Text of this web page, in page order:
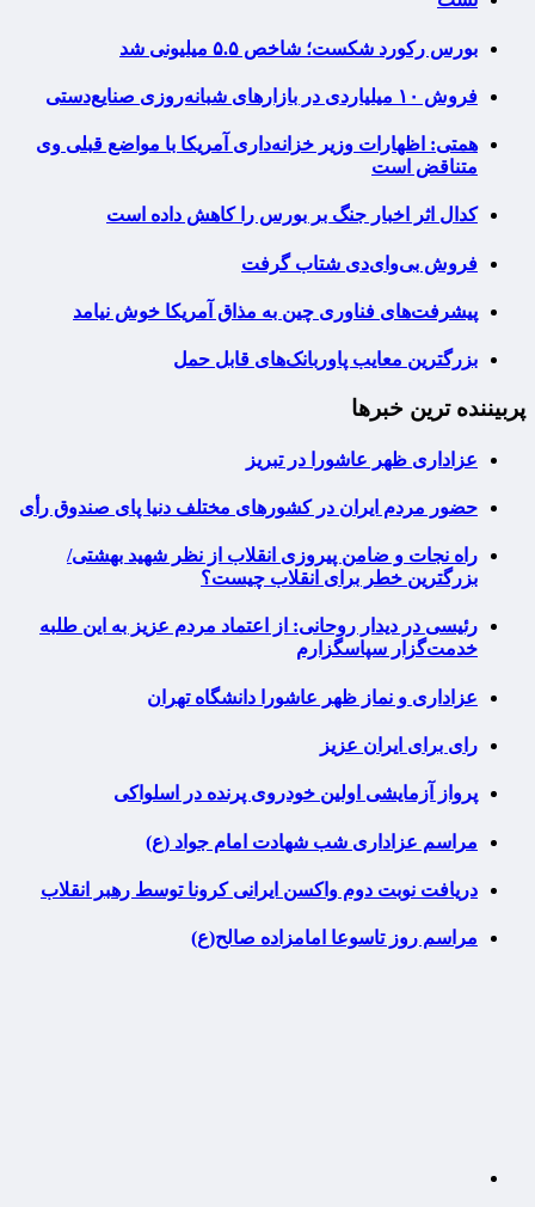
بورس رکورد شکست؛ شاخص ۵.۵ میلیونی شد
فروش ۱۰ میلیاردی در بازارهای شبانه‌روزی صنایع‌دستی
همتی: اظهارات وزیر خزانه‌داری آمریکا با مواضع قبلی وی
متناقض است
کدال اثر اخبار جنگ بر بورس را کاهش داده است
فروش بی‌وای‌دی شتاب گرفت
پیشرفت‌های فناوری چین به مذاق آمریکا خوش نیامد
بزرگترین معایب پاوربانک‌های قابل حمل
پربیننده ترین خبرها
عزاداری ظهر عاشورا در تبریز
حضور مردم ایران در کشورهای مختلف دنیا پای صندوق رأی
راه نجات و ضامن پیروزی انقلاب از نظر شهید بهشتی/
بزرگترین خطر برای انقلاب چیست؟
رئیسی در دیدار روحانی: از اعتماد مردم عزیز به این طلبه
خدمت‌گزار سپاسگزارم
عزاداری و نماز ظهر عاشورا دانشگاه تهران
رای برای ایران عزیز
پرواز آزمایشی اولین خودروی پرنده در اسلواکی
مراسم عزاداری شب شهادت امام جواد (ع)
دریافت نوبت دوم واکسن ایرانی کرونا توسط رهبر انقلاب
مراسم روز تاسوعا امامزاده صالح(ع)